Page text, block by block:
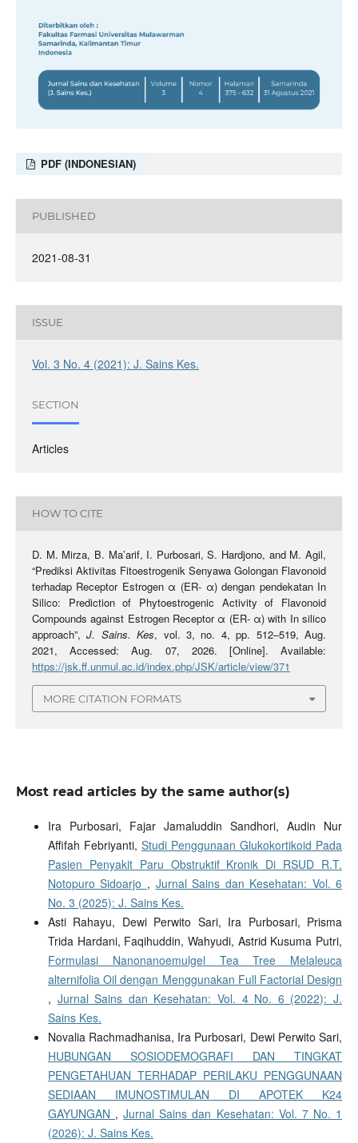
PDF (INDONESIAN)
PUBLISHED
2021-08-31
ISSUE
Vol. 3 No. 4 (2021): J. Sains Kes.
SECTION
Articles
HOW TO CITE
D. M. Mirza, B. Ma’arif, I. Purbosari, S. Hardjono, and M. Agil,
“Prediksi Aktivitas Fitoestrogenik Senyawa Golongan Flavonoid
terhadap Receptor Estrogen α (ER- α) dengan pendekatan In
Silico: Prediction of Phytoestrogenic Activity of Flavonoid
Compounds against Estrogen Receptor α (ER- α) with In silico
approach”,J. Sains. Kes, vol. 3, no. 4, pp. 512–519, Aug.
2021, Accessed: Aug. 07, 2026. [Online]. Available:
https://jsk.ff.unmul.ac.id/index.php/JSK/article/view/371
MORE CITATION FORMATS
Most read articles by the same author(s)
Ira Purbosari, Fajar Jamaluddin Sandhori, Audin Nur
Affifah Febriyanti, Studi Penggunaan Glukokortikoid Pada
Pasien Penyakit Paru Obstruktif Kronik Di RSUD R.T.
Notopuro Sidoarjo , Jurnal Sains dan Kesehatan: Vol. 6
No. 3 (2025): J. Sains Kes.
Asti Rahayu, Dewi Perwito Sari, Ira Purbosari, Prisma
Trida Hardani, Faqihuddin, Wahyudi, Astrid Kusuma Putri,
Formulasi Nanonanoemulgel Tea Tree Melaleuca
alternifolia Oil dengan Menggunakan Full Factorial Design
, Jurnal Sains dan Kesehatan: Vol. 4 No. 6 (2022): J.
Sains Kes.
Novalia Rachmadhanisa, Ira Purbosari, Dewi Perwito Sari,
HUBUNGAN SOSIODEMOGRAFI DAN TINGKAT
PENGETAHUAN TERHADAP PERILAKU PENGGUNAAN
SEDIAAN IMUNOSTIMULAN DI APOTEK K24
GAYUNGAN ,Jurnal Sains dan Kesehatan: Vol. 7 No. 1
(2026): J. Sains Kes.